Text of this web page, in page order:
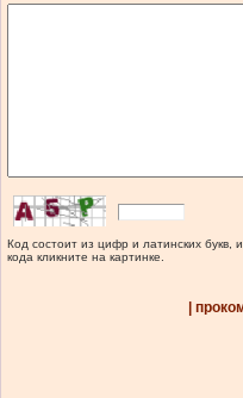
Код состоит из цифр и латинских букв,
кода кликните на картинке.
|